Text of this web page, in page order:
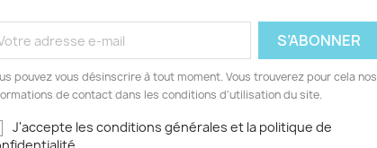
pouvez vous désinscrire à tout moment. Vous trouverez pour cela nos
de contact dans les conditions d'utilisation du site.
J'accepte les conditions générales et la politique de